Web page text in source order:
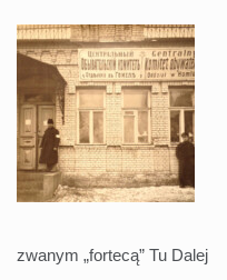
zwanym „fortecą” Tu Dalej